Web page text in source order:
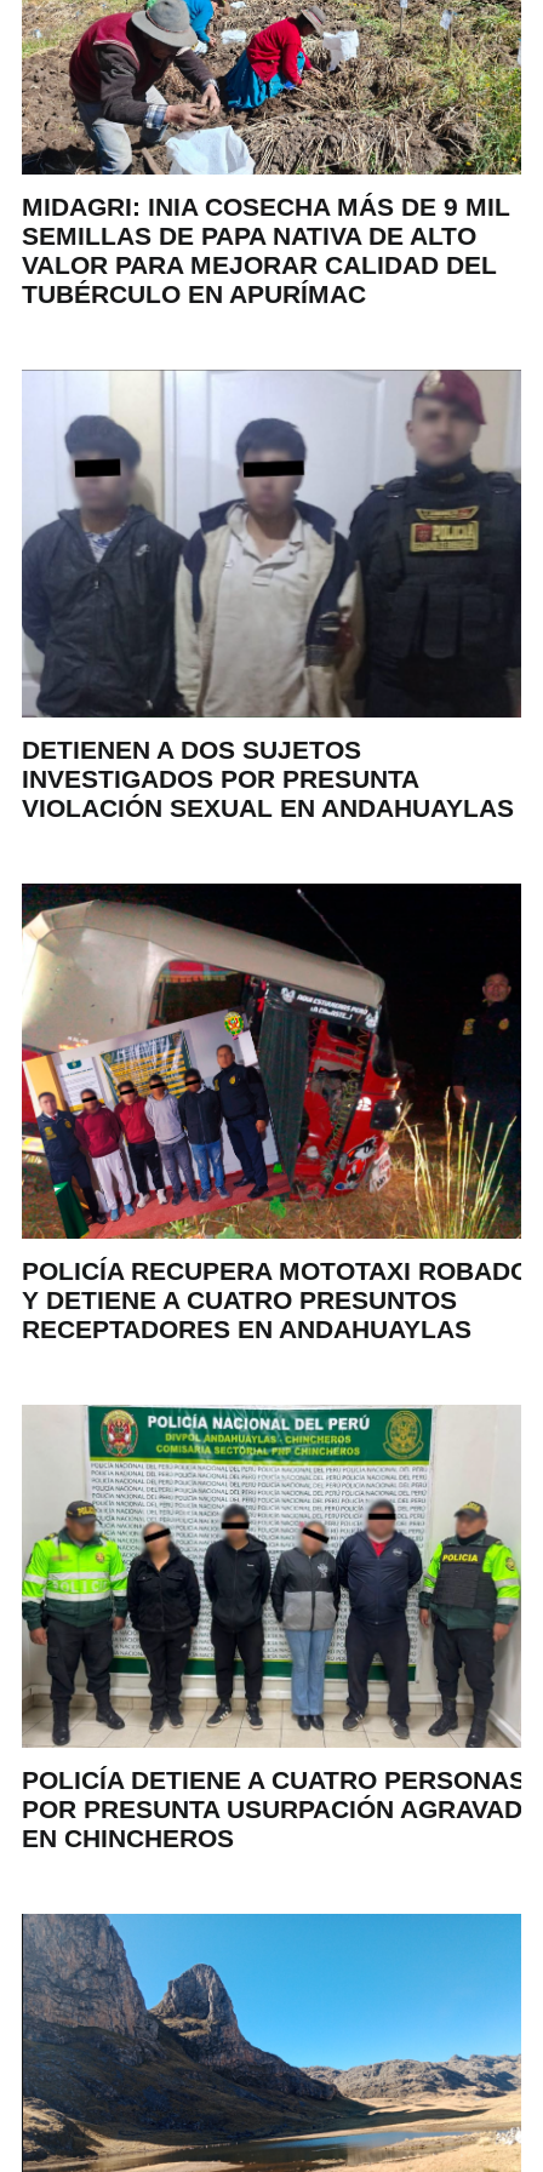
MIDAGRI: INIA COSECHA MÁS DE 9 MIL
SEMILLAS DE PAPA NATIVA DE ALTO
VALOR PARA MEJORAR CALIDAD DEL
TUBÉRCULO EN APURÍMAC
DETIENEN A DOS SUJETOS
INVESTIGADOS POR PRESUNTA
VIOLACIÓN SEXUAL EN ANDAHUAYLAS
POLICÍA RECUPERA MOTOTAXI ROBADO
Y DETIENE A CUATRO PRESUNTOS
RECEPTADORES EN ANDAHUAYLAS
POLICÍA DETIENE A CUATRO PERSONAS
POR PRESUNTA USURPACIÓN AGRAVADA
EN CHINCHEROS